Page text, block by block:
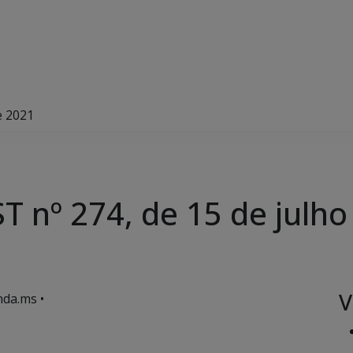
2021
nº 274, de 15 de
•